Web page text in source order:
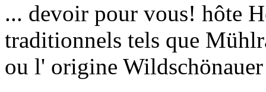
... devoir pour vous! hôte
traditionnels tels que
ou l' origine